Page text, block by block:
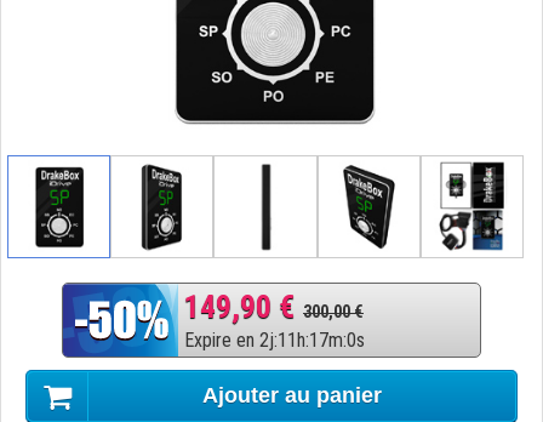
149,90 € 300,00 €
Expire en 2j:11 h:16m:59
Ajouter au panier